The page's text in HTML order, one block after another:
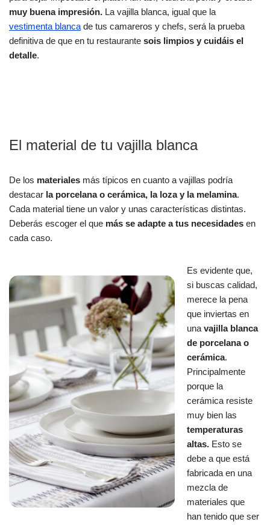
muy buena impresión. La vajilla blanca, igual que la
vestimenta blanca de tus camareros y chefs, será la prueba
definitiva de que en tu restaurante sois limpios y cuidáis el
detalle.
El material de tu vajilla blanca
De los materiales más típicos en cuanto a vajillas podría
destacar la porcelana o cerámica, la loza y la melamina.
Cada material tiene un valor y unas características distintas.
Deberás escoger el que más se adapte a tus necesidades en
cada caso.
Es evidente que,
si buscas calidad,
merece la pena
que inviertas en
una vajilla blanca
de porcelana o
cerámica.
Principalmente
porque la
cerámica resiste
muy bien las
temperaturas
altas. Esto se
debe a que está
fabricada en una
mezcla de
materiales que
han tenido que ser